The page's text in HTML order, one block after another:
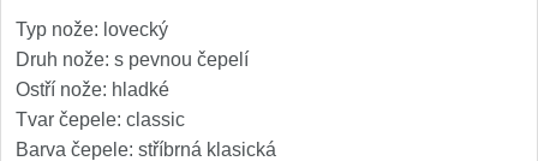
Outdoorové
Špeciálne nože
Vrhacie
Typ nože: lovecký
Druh nože: s pevnou čepelí
Ostří nože: hladké
Tvar čepele: classic
Barva čepele: stříbrná klasická